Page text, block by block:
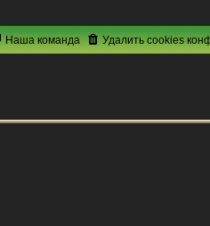
Удалить cookies
Наша команда